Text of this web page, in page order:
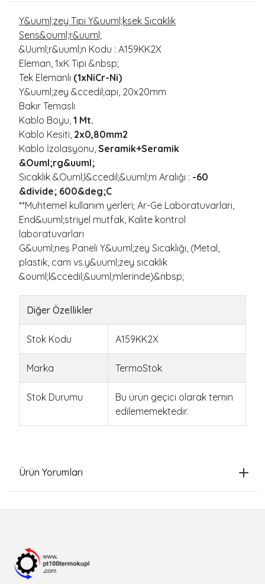
Y&uuml;zey Tipi Y&uuml;ksek Sıcaklık
Sens&ouml;r&uuml;
&Uuml;r&uuml;n Kodu : A159KK2X
Eleman, 1xK Tipi &nbsp;
Tek Elemanlı (1xNiCr-Ni)
Y&uuml;zey &ccedil;apı, 20x20mm
Bakır Temaslı
Kablo Boyu, 1 Mt.
Kablo Kesiti, 2x0,80mm2
Kablo İzolasyonu, Seramik+Seramik
&Ouml;rg&uuml;
Sıcaklık &Ouml;l&ccedil;&uuml;m Aralığı : -60
&divide; 600&deg;C
**Muhtemel kullanım yerleri; Ar-Ge Laboratuvarları,
End&uuml;striyel mutfak, Kalite kontrol
laboratuvarları
G&uuml;neş Paneli Y&uuml;zey Sıcaklığı, (Metal,
plastik, cam vs.y&uuml;zey sıcaklık
&ouml;l&ccedil;&uuml;mlerinde)&nbsp;
Diğer Özellikler
Stok Kodu A159KK2X
Marka TermoStok
Stok Durumu
Bu ürün geçici olarak temin
edilememektedir.
Ürün Yorumları